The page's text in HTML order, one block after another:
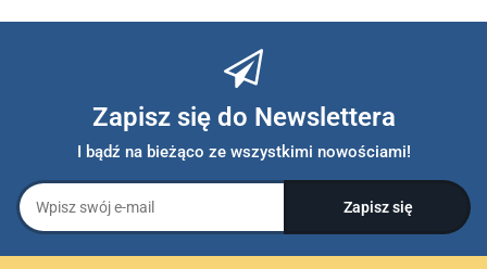
Zapisz się do Newslettera
I bądź na bieżąco ze wszystkimi nowościami!